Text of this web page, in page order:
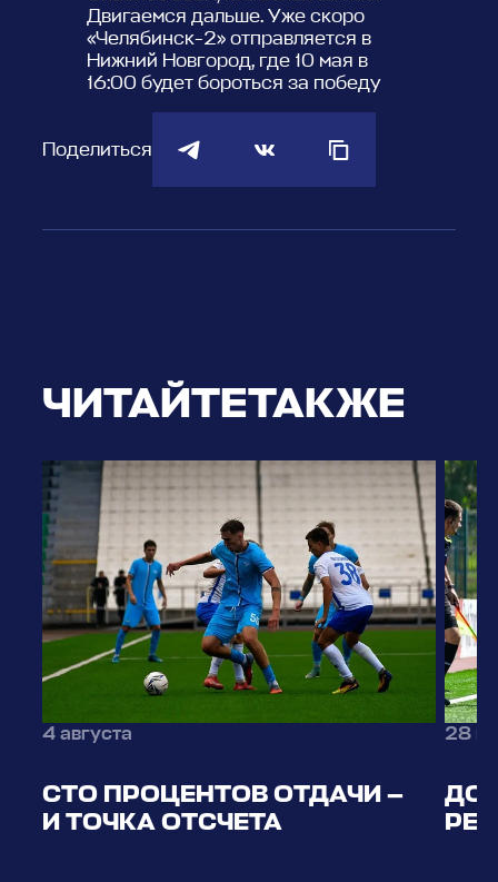
Двигаемся дальше. Уже скоро
«Челябинск-2» отправляется в
Нижний Новгород, где 10 мая в
16:00 будет бороться за победу
Поделиться
ЧИТАЙТЕТАКЖЕ
4 августа
СТО ПРОЦЕНТОВ ОТДАЧИ —
И ТОЧКА ОТСЧЕТА
28
ДО